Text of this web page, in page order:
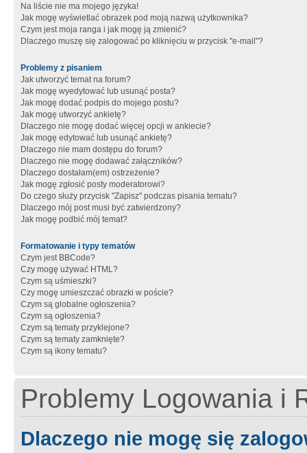
Na liście nie ma mojego języka!
Jak mogę wyświetlać obrazek pod moją nazwą użytkownika?
Czym jest moja ranga i jak mogę ją zmienić?
Dlaczego muszę się zalogować po kliknięciu w przycisk "e-mail"?
Problemy z pisaniem
Jak utworzyć temat na forum?
Jak mogę wyedytować lub usunąć posta?
Jak mogę dodać podpis do mojego postu?
Jak mogę utworzyć ankietę?
Dlaczego nie mogę dodać więcej opcji w ankiecie?
Jak mogę edytować lub usunąć ankietę?
Dlaczego nie mam dostępu do forum?
Dlaczego nie mogę dodawać załączników?
Dlaczego dostałam(em) ostrzeżenie?
Jak mogę zgłosić posty moderatorowi?
Do czego służy przycisk "Zapisz" podczas pisania tematu?
Dlaczego mój post musi być zatwierdzony?
Jak mogę podbić mój temat?
Formatowanie i typy tematów
Czym jest BBCode?
Czy mogę używać HTML?
Czym są uśmieszki?
Czy mogę umieszczać obrazki w poście?
Czym są globalne ogłoszenia?
Czym są ogłoszenia?
Czym są tematy przyklejone?
Czym są tematy zamknięte?
Czym są ikony tematu?
Problemy Logowania i
Dlaczego nie mogę się